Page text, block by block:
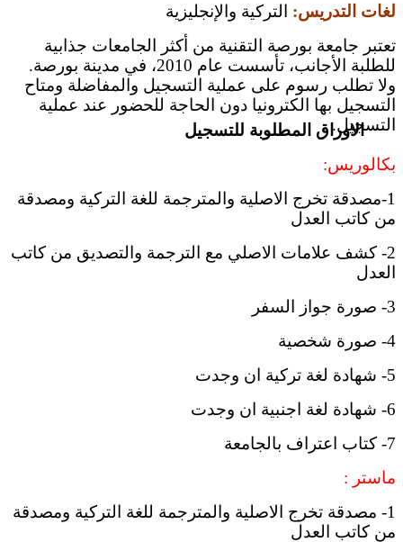
لغات التدريس: التركية والإنجليزية
تعتبر جامعة بورصة التقنية من أكثر الجامعات جذابية
للطلبة الأجانب، تأسست عام 2010، في مدينة بورصة.
ولا تطلب رسوم على عملية التسجيل والمفاضلة ومتاح
التسجيل بها الكترونيا دون الحاجة للحضور عند عملية
التسجيل.الاوراق المطلوبة للتسجيل
بكالوريس:
1-مصدقة تخرج الاصلية والمترجمة للغة التركية ومصدقة
من كاتب العدل
2- كشف علامات الاصلي مع الترجمة والتصديق من كاتب
العدل
3- صورة جواز السفر
4- صورة شخصية
5- شهادة لغة تركية ان وجدت
6- شهادة لغة اجنبية ان وجدت
7- كتاب اعتراف بالجامعة
ماستر :
1- مصدقة تخرج الاصلية والمترجمة للغة التركية ومصدقة
من كاتب العدل